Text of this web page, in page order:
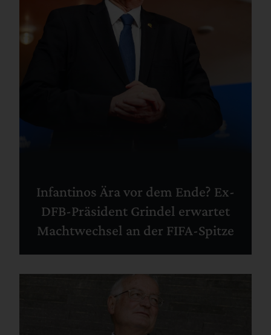
Infantinos Ära vor dem Ende? Ex-
DFB-Präsident Grindel erwartet
Machtwechsel an der FIFA-Spitze